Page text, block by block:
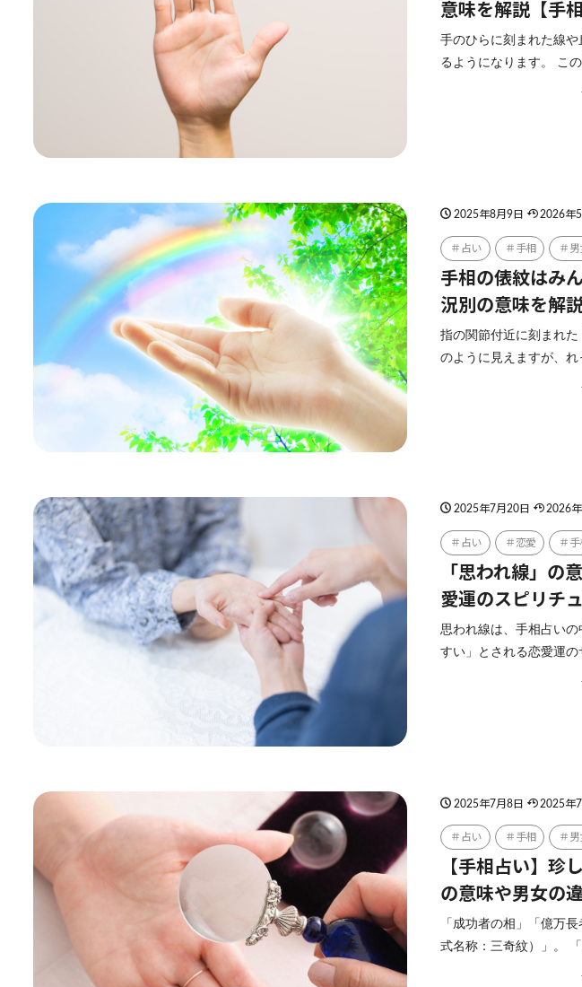
意味を解説【手相
手のひらに刻まれた線
るようになります。 こ
2025年8月9日 2026年
占い 手相 男
手相の俵紋はみ
況別の意味を解
指の関節付近に刻まれ
のように見えますが、れ
2025年7月20日 2026
占い 恋愛 手
「思われ線」の
愛運のスピリチ
思われ線は、手相占い
すい」とされる恋愛運の
2025年7月8日 2025年
占い 手相 男
【手相占い】珍
の意味や男女の
「成功者の相」「億万
式名称：三奇紋）」。